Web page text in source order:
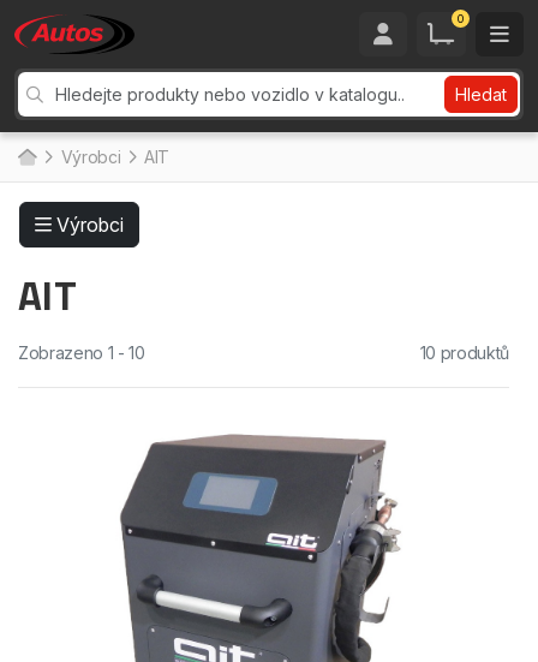
0
Hledat
Výrobci AIT
Výrobci
AIT
Zobrazeno 1 - 10 10 produktů